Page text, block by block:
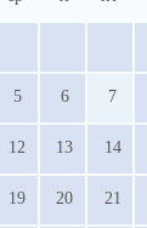
5 6 7
12 13 14
19 20 21